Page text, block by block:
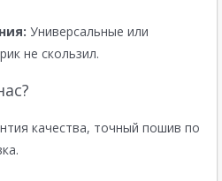
Универсальные или
не скользил.
качества, точный пошив по